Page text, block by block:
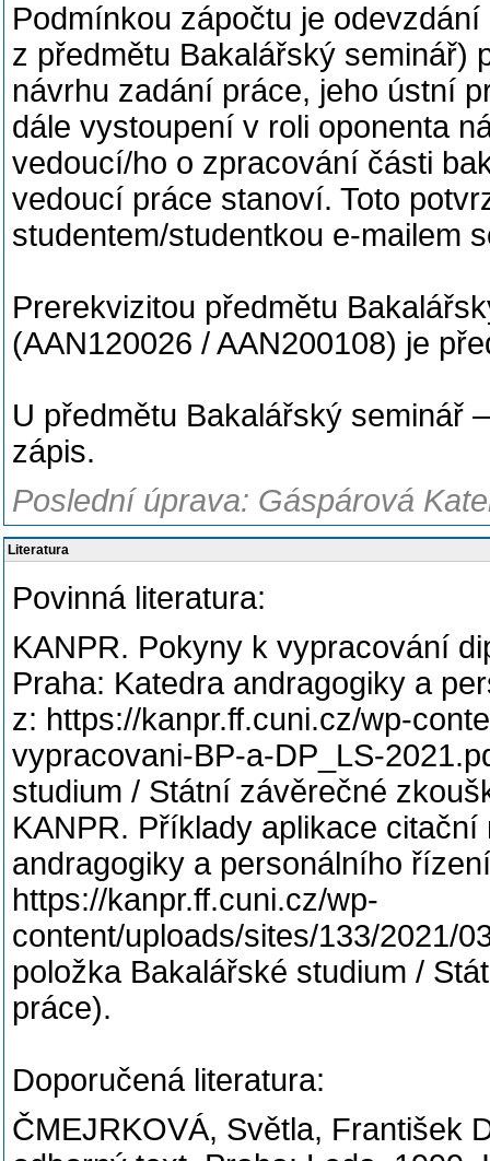
Podmínkou zápočtu je
z předmětu Bakalářský seminář)
návrhu zadání práce, jeho ústní
dále vystoupení v roli oponenta
vedoucí/ho o zpracování části
vedoucí práce stanoví. Toto
studentem/studentkou e-mailem
Prerekvizitou předmětu
(AAN120026 / AAN200108) je
U předmětu Bakalářský seminář
zápis.
Poslední úprava: Gáspárová
Literatura
Povinná literatura:
KANPR. Pokyny k vypracování
Praha: Katedra andragogiky a
z: https://kanpr.ff.cuni.cz/wp-
vypracovani-BP-a-DP_LS-
studium / Státní závěrečné
KANPR. Příklady aplikace
andragogiky a personálního
https://kanpr.ff.cuni.cz/wp-
content/uploads/sites/133/2021/
položka Bakalářské studium /
práce).
Doporučená literatura:
ČMEJRKOVÁ, Světla, František